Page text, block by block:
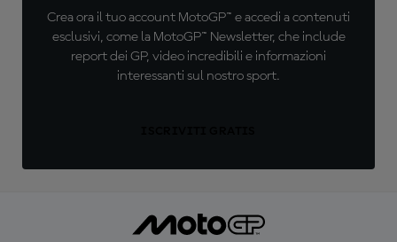
Crea ora il tuo account MotoGP™ e accedi a contenuti
esclusivi, come la MotoGP™ Newsletter, che include
report dei GP, video incredibili e informazioni
interessanti sul nostro sport.